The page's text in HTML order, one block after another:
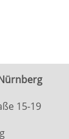
15-19